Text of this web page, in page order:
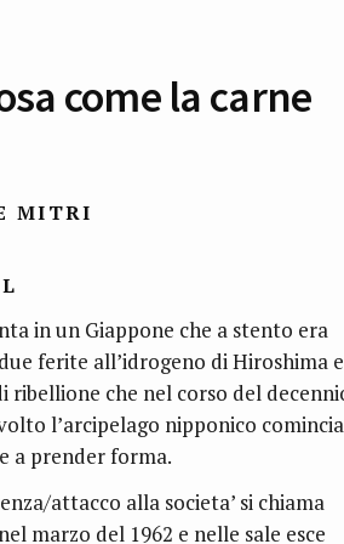
come la carne
MITRI
in un Giappone che a stento era
ferite all’idrogeno di Hiroshima e
ribellione che nel corso del
l’arcipelago nipponico comincia
a prender forma.
attacco alla societa’ si chiama
marzo del 1962 e nelle sale esce